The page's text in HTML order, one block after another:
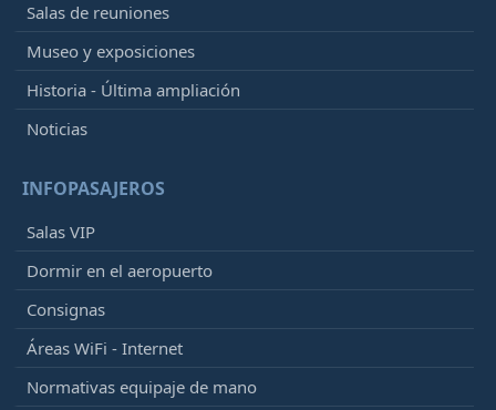
Salas de reuniones
Museo y exposiciones
Historia - Última ampliación
Noticias
INFOPASAJEROS
Salas VIP
Dormir en el aeropuerto
Consignas
Áreas WiFi - Internet
Normativas equipaje de mano